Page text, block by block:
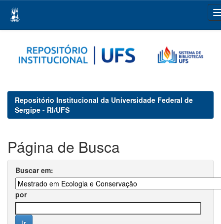
navigation
Repositório Institucional da Universidade Federal de
Sergipe - RI/UFS
Página de Busca
Buscar em:
por